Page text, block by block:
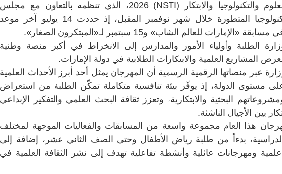
الوطني للعلوم والتكنولوجيا والابتكار (NSTI) 2026، الذي تنظمه بالتعاون مع مجلس
أبحاث التكنولوجيا المتطورة خلال شهر نوفمبر المقبل، إذ حددت 14 يوليو آخر موعد
«الإمارات للعالم الشاب» و15 سبتمبر لـ«المبتكرون الصغار».
الطلبة وأولياء الأمور والمدارس إلى الانخراط في أكبر منصة وطنية
المشاريع العلمية والابتكارات الطلابية في دولة الإمارات.
عبر منصاتها الرقمية الرسمية أن المهرجان يمثل أحد أبرز الأحداث العلمية
على مستوى الدولة، إذ يوفّر بيئة تنافسية متكاملة تمكّن الطلبة من استعراض
البحثية والابتكارية، وتعزز ثقافة البحث العلمي والتفكير الإبداعي
بين الأجيال الناشئة.
هذا العام مجموعة واسعة من المسابقات والفعاليات الموجهة لمختلف
بدءاً من طلبة رياض الأطفال وحتى الصف الثاني عشر، إضافة إلى
ومهرجانات عائلية وأنشطة تفاعلية تهدف إلى نشر الثقافة العلمية في